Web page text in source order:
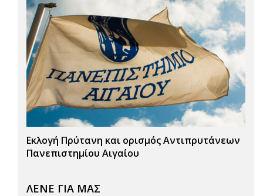
Εκλογή Πρύτανη και ορισμός Αντιπρυτάνεων
Πανεπιστημίου Αιγαίου
ΛΕΝΕ ΓΙΑ ΜΑΣ